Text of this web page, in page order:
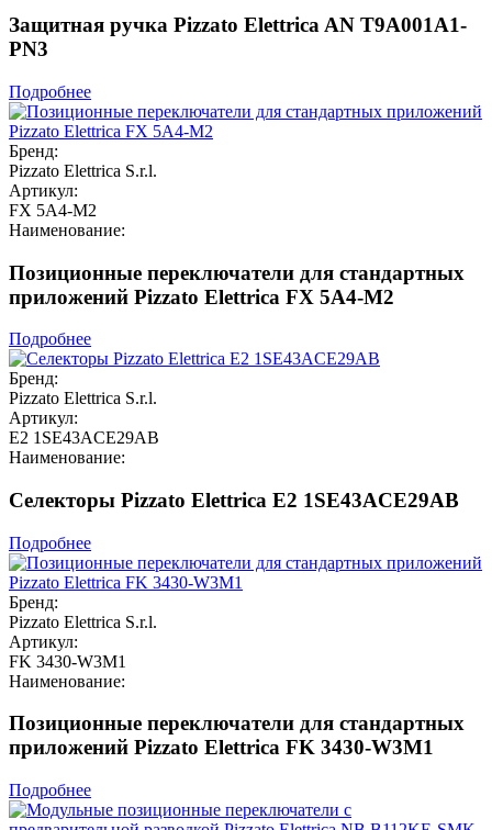
Защитная ручка Pizzato Elettrica AN T9A001A1-
PN3
Подробнее
Бренд:
Pizzato Elettrica S.r.l.
Артикул:
FX 5A4-M2
Наименование:
Позиционные переключатели для стандартных
приложений Pizzato Elettrica FX 5A4-M2
Подробнее
Бренд:
Pizzato Elettrica S.r.l.
Артикул:
E2 1SE43ACE29AB
Наименование:
Селекторы Pizzato Elettrica E2 1SE43ACE29AB
Подробнее
Бренд:
Pizzato Elettrica S.r.l.
Артикул:
FK 3430-W3M1
Наименование:
Позиционные переключатели для стандартных
приложений Pizzato Elettrica FK 3430-W3M1
Подробнее